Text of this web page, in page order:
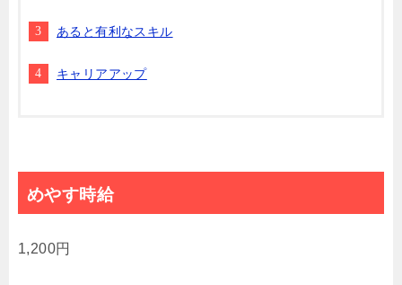
あると有利なスキル
キャリアアップ
めやす時給
1,200円